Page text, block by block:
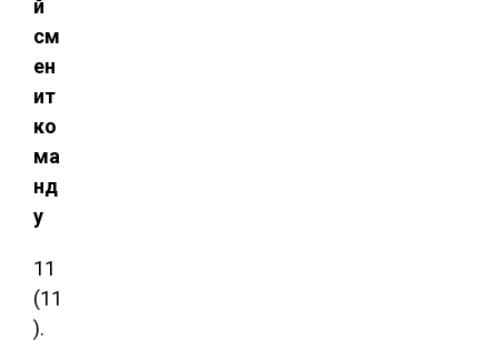
й
см
ен
ит
ко
ма
нд
у
11
(11
).